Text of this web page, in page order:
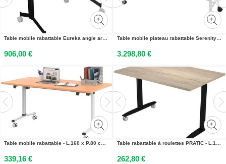
Table mobile rabattable Eureka angle arrondi à droite - L.150 x P.70 cm - Plateau Chêne Nebraska - Pieds Noir
906,00 €
Table mobile plateau rabattable Serenity 240 x 120 cm Orme – Pied Blanc
3.298,80 €
Table mobile rabattable - L.160 x P.80 cm - Plateau Hêtre - Pieds Blanc
339,16 €
Table rabattable à roulettes PRATIC - L.120 x P.80 cm - Plateau Chêne Canadien - Pieds Noir
262,80 €